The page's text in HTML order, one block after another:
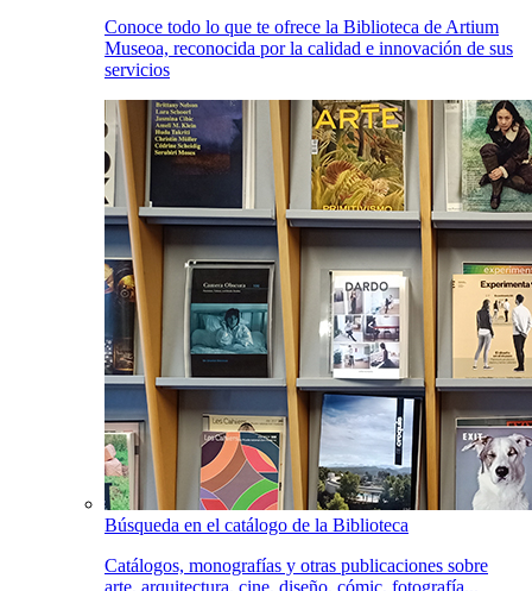
Conoce todo lo que te ofrece la Biblioteca de Artium
Museoa, reconocida por la calidad e innovación de sus
servicios
Búsqueda en el catálogo de la Biblioteca
Catálogos, monografías y otras publicaciones sobre
arte, arquitectura, cine, diseño, cómic, fotografía...